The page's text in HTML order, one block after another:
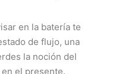
en la batería te
de flujo, una
la noción del
el presente.